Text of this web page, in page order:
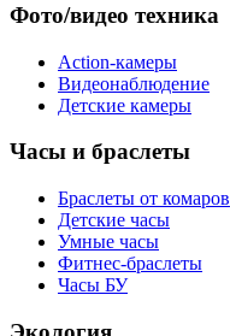
Фото/видео техника
Action-камеры
Видеонаблюдение
Детские камеры
Часы и браслеты
Браслеты от комаров
Детские часы
Умные часы
Фитнес-браслеты
Часы БУ